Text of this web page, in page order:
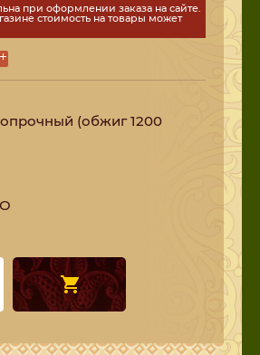
при оформлении заказа на сайте.
стоимость на товары может
(обжиг 1200